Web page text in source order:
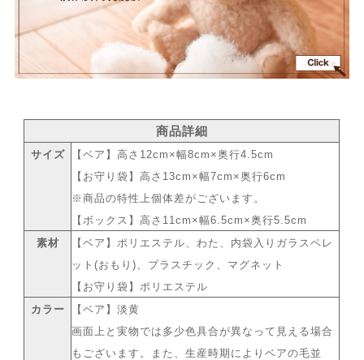
商品詳細
サイズ
【ベア】高さ12cm×幅8cm×奥行4.5cm
【お守り袋】高さ13cm×幅7cm×奥行6cm
※商品の特性上個体差がございます。
【ボックス】高さ11cm×幅6.5cm×奥行5.5cm
素材
【ベア】ポリエステル、わた、内袋入りガラスペレ
ット(おもり)、プラスチック、マグネット
【お守り袋】ポリエステル
カラー
【ベア】淡黄
画面上と実物では多少色具合が異なって見える場合
もございます。また、生産時期によりベアの毛並